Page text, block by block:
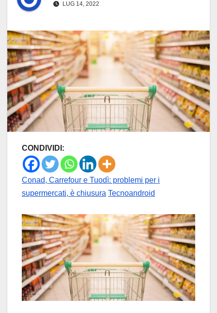
LUG 14, 2022
CONDIVIDI:
Conad, Carrefour e Tuodì: problemi per i
supermercati, è chiusura Tecnoandroid